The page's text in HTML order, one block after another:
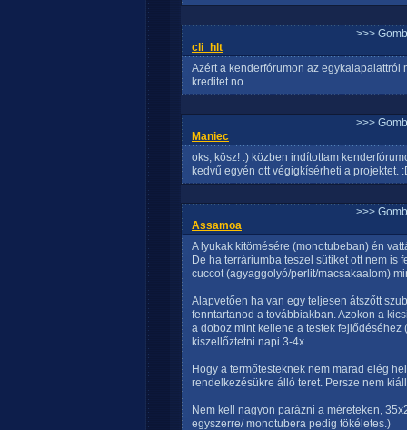
>>>
cli_hlt
Azért a kenderfórumon az
kreditet no.
>>>
Maniec
oks, kösz! :) közben indítottam
kedvű egyén ott végigkísérheti a projektet.
>>>
Assamoa
A lyukak kitömésére (monotubeban) én
De ha terráriumba teszel sütiket ott nem is
cuccot (agyaggolyó/perlit/macsakaalom)
Alapvetően ha van egy teljesen átszőtt
fenntartanod a továbbiakban. Azokon a
a doboz mint kellene a testek
kiszellőztetni napi 3-4x.
Hogy a termőtesteknek nem marad elég
rendelkezésükre álló teret. Persze nem
Nem kell nagyon parázni a méreteken,
egyszerre/ monotubera pedig tökéletes.)